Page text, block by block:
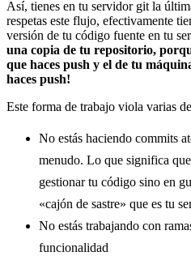
Así, tienes en tu servidor git la
respetas este flujo, efectivamente
versión de tu código fuente en tu
una copia de tu repositorio,
que haces push y el de tu
haces push!
Este forma de trabajo viola varias
No estás haciendo commits
menudo. Lo que significa
gestionar tu código sino en
«cajón de sastre» que es tu
No estás trabajando con
funcionalidad